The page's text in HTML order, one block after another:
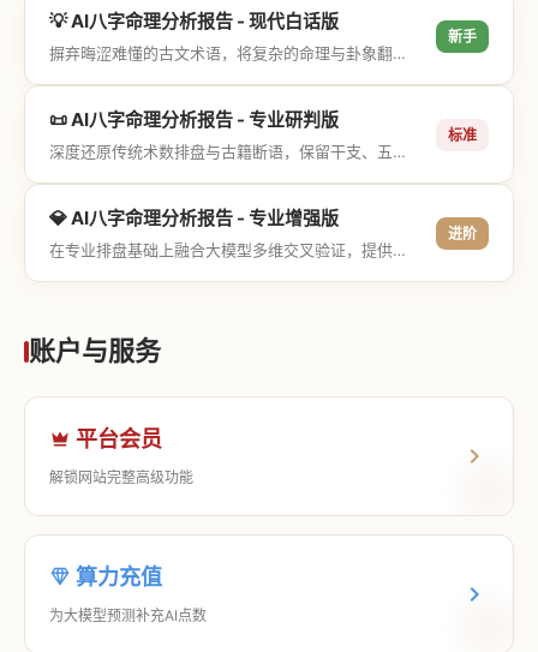
💡 AI八字命理分析报告 - 现代白话版
摒弃晦涩难懂的古文术语，将复杂的命理与卦象翻译成通俗易懂的现代大白话，直击结果与生活建议，零门槛轻松阅读。
新手
📜 AI八字命理分析报告 - 专业研判版
深度还原传统术数排盘与古籍断语，保留干支、五行与神煞等专业术语，适合追求严谨考证与具备易学基础的用户。
标准
💎 AI八字命理分析报告 - 专业增强版
在专业排盘基础上融合大模型多维交叉验证，提供更详尽的流年推演、应期运筹、象意深度剖析，以及全方位的运筹决策指导。
进阶
账户与服务
平台会员
解锁网站完整高级功能
算力充值
为大模型预测补充AI点数